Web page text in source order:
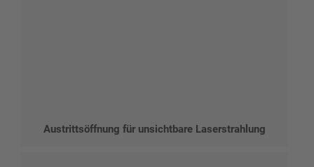
Austrittsöffnung für unsichtbare Laserstrahlung